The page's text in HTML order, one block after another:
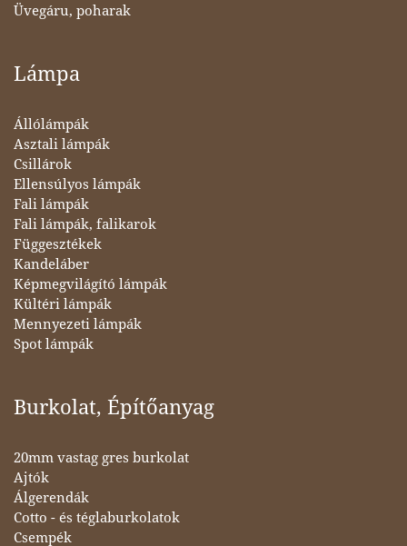
Üvegáru, poharak
Lámpa
Állólámpák
Asztali lámpák
Csillárok
Ellensúlyos lámpák
Fali lámpák
Fali lámpák, falikarok
Függesztékek
Kandeláber
Képmegvilágító lámpák
Kültéri lámpák
Mennyezeti lámpák
Spot lámpák
Burkolat, Építőanyag
20mm vastag gres burkolat
Ajtók
Álgerendák
Cotto - és téglaburkolatok
Csempék